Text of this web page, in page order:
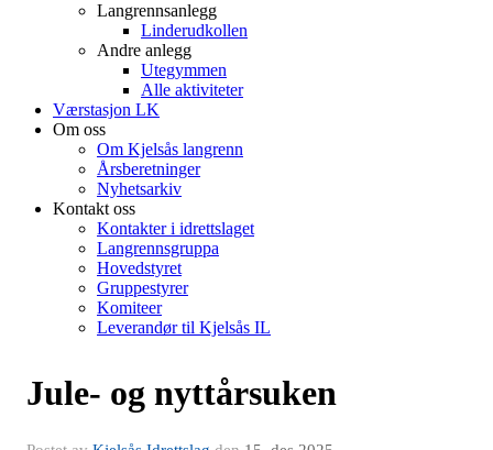
Langrennsanlegg
Linderudkollen
Andre anlegg
Utegymmen
Alle aktiviteter
Værstasjon LK
Om oss
Om Kjelsås langrenn
Årsberetninger
Nyhetsarkiv
Kontakt oss
Kontakter i idrettslaget
Langrennsgruppa
Hovedstyret
Gruppestyrer
Komiteer
Leverandør til Kjelsås IL
Jule- og nyttårsuken